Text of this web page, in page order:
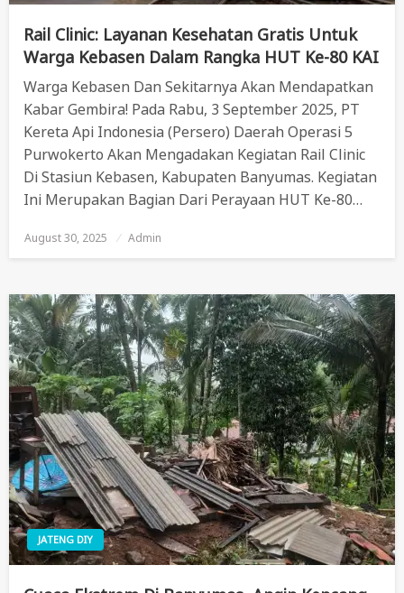
Rail Clinic: Layanan Kesehatan Gratis Untuk
Warga Kebasen Dalam Rangka HUT Ke-80 KAI
Warga Kebasen Dan Sekitarnya Akan Mendapatkan
Kabar Gembira! Pada Rabu, 3 September 2025, PT
Kereta Api Indonesia (Persero) Daerah Operasi 5
Purwokerto Akan Mengadakan Kegiatan Rail Clinic
Di Stasiun Kebasen, Kabupaten Banyumas. Kegiatan
Ini Merupakan Bagian Dari Perayaan HUT Ke-80…
Posted
On
August 30, 2025 Admin
JATENG DIY